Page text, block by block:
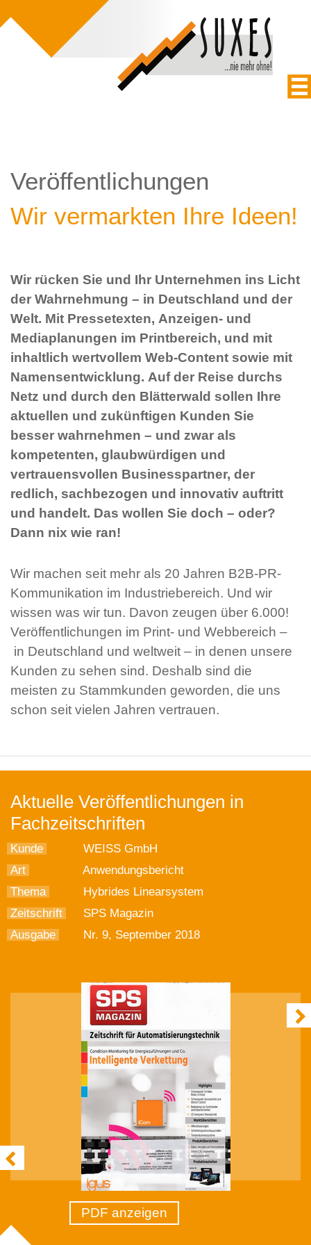
Veröffentlichungen
Wir vermarkten Ihre Ideen!
Wir rücken Sie und Ihr Unternehmen ins Licht
der Wahrnehmung – in Deutschland und der
Welt. Mit Pressetexten, Anzeigen- und
Mediaplanungen im Printbereich, und mit
inhaltlich wertvollem Web-Content sowie mit
Namensentwicklung. Auf der Reise durchs
Netz und durch den Blätterwald sollen Ihre
aktuellen und zukünftigen Kunden Sie
besser wahrnehmen – und zwar als
kompetenten, glaubwürdigen und
vertrauensvollen Businesspartner, der
redlich, sachbezogen und innovativ auftritt
und handelt. Das wollen Sie doch – oder?
Dann nix wie ran!
Wir machen seit mehr als 20 Jahren B2B-PR-
Kommunikation im Industriebereich. Und wir
wissen was wir tun. Davon zeugen über 6.000!
Veröffentlichungen im Print- und Webbereich –
in Deutschland und weltweit – in denen unsere
Kunden zu sehen sind. Deshalb sind die
meisten zu Stammkunden geworden, die uns
schon seit vielen Jahren vertrauen.
Aktuelle Veröffentlichungen in
Fachzeitschriften
Kunde
WEISS GmbH
Art
Anwendungsbericht
Thema
Hybrides Linearsystem
Zeitschrift
SPS Magazin
Ausgabe
Nr. 9, September 2018
PDF anzeigen